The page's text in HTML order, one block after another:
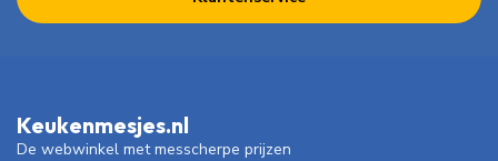
Keukenmesjes.nl
De webwinkel met messcherpe prijzen